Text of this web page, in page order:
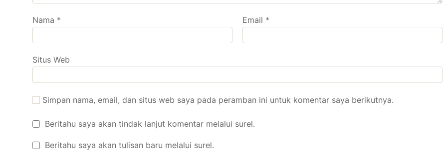
Nama * Email *
Situs Web
Simpan nama, email, dan situs web saya pada peramban ini untuk komentar saya berikutnya.
Beritahu saya akan tindak lanjut komentar melalui surel.
Beritahu saya akan tulisan baru melalui surel.